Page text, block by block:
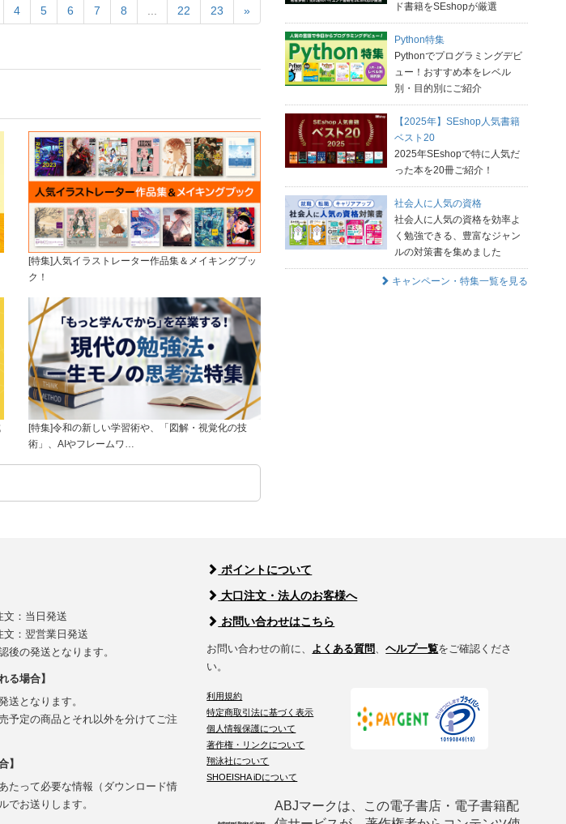
4 5 6 7 8 22 23 »
[特集]人気イラストレーター作品集＆メイキングブッ
ク！
[特集]令和の新しい学習術や、「図解・視覚化の技
術」、AIやフレームワ…
ド書籍をSEshopが厳選
Python特集
Pythonでプログラミングデビ
ュー！おすすめ本をレベル
別・目的別にご紹介
【2025年】SEshop人気書籍
ベスト20
2025年SEshopで特に人気だ
った本を20冊ご紹介！
社会人に人気の資格
社会人に人気の資格を効率よ
く勉強できる、豊富なジャン
ルの対策書を集めました
キャンペーン・特集一覧を見る
文：当日発送
：翌営業日発送
の発送となります。
る場合】
送となります。
予定の商品とそれ以外を分けてご注
】
たって必要な情報（ダウンロード情
でお送りします。
ポイントについて
大口注文・法人のお客様へ
お問い合わせはこちら
お問い合わせの前に、 よくある質問 、ヘルプ一覧をご確認くださ
い。
利用規約
特定商取引法に基づく表示
個人情報保護について
著作権・リンクについて
翔泳社について
SHOEISHA iDについて
ABJマークは、この電子書店・電子書籍配